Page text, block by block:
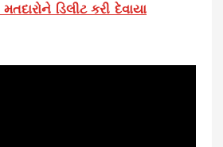
ડિલીટ કરી દેવાયા